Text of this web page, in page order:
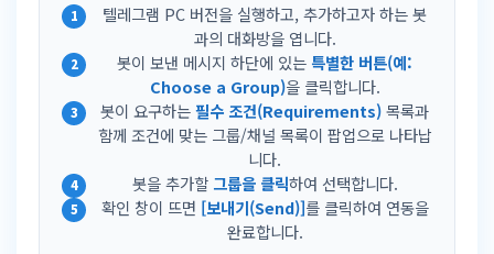
텔레그램 PC 버전을 실행하고, 추가하고자 하는 봇
과의 대화방을 엽니다.
봇이 보낸 메시지 하단에 있는 특별한 버튼(예:
Choose a Group)을 클릭합니다.
봇이 요구하는필수 조건(Requirements)목록과
함께 조건에 맞는 그룹/채널 목록이 팝업으로 나타납
니다.
봇을 추가할 그룹을 클릭하여 선택합니다.
확인 창이 뜨면 [보내기(Send)]를 클릭하여 연동을
완료합니다.